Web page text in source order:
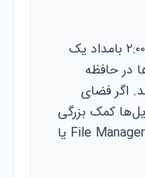
واتساپ اندروید هر شب ساعت ۲:۰۰ بامداد یک
در حافظه
اگر فضای
کمک بزرگی
است. برای این کار به اپلیکیشن File Manager یا